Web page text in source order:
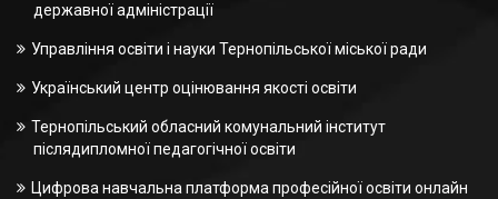
державної адміністрації
Управління освіти і науки Тернопільської міської ради
Український центр оцінювання якості освіти
Тернопільський обласний комунальний інститут
післядипломної педагогічної освіти
Цифрова навчальна платформа професійної освіти онлайн